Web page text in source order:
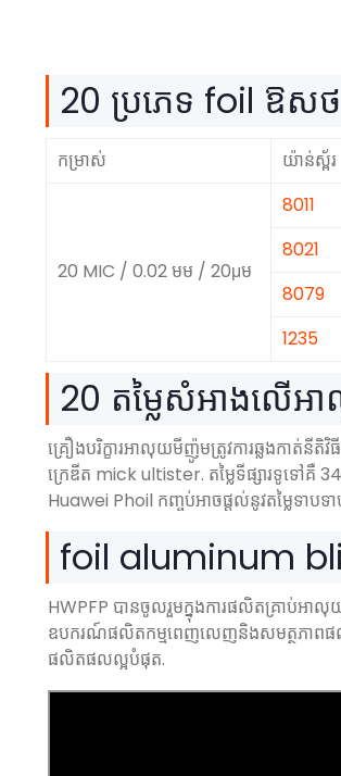
20 ប្រភេទ foil ឱស
កម្រាស់ យ៉ាន់ស្ព័រ
20 MIC / 0.02 មម / 20μម
8011
8021
8079
1235
20 តម្លៃសំអាងលើ
គ្រឿងបរិក្ខារអាលុយមីញ៉ូមត្រូវការឆ្លងកាត់នីតិ
ក្រេឌីត mick ultister. តម្លៃទីផ្សារទូទៅគឺ
Huawei Phoil កញ្ចប់អាចផ្តល់នូវតម្លៃទាបទា
foil aluminum
HWPFP បានចូលរួមក្នុងការផលិតគ្រាប់អា
ឧបករណ៍ផលិតកម្មពេញលេញនិងសមត្ថភាពផ
ផលិតផលល្អបំផុត.